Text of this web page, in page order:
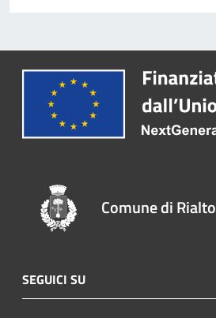
Comune di Rialto
SEGUICI SU